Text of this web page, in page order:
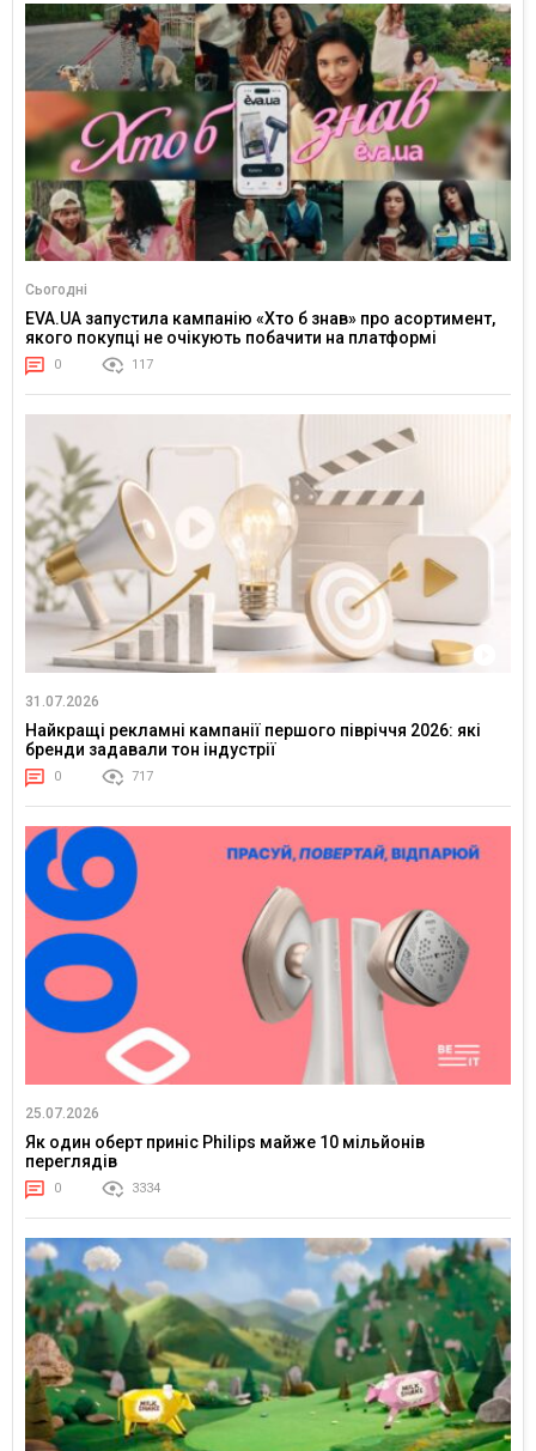
Сьогодні
EVA.UA запустила кампанію «Хто б знав» про асортимент,
якого покупці не очікують побачити на платформі
0 117
31.07.2026
Найкращі рекламні кампанії першого півріччя 2026: які
бренди задавали тон індустрії
0 717
25.07.2026
Як один оберт приніс Philips майже 10 мільйонів
переглядів
0 3334